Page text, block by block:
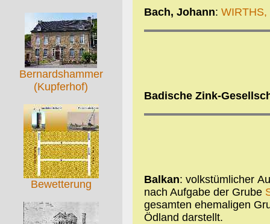
Bernardshammer
(Kupferhof)
Bewetterung
Bach, Johann:
Badische Zink-
Balkan: volkstümlicher
nach Aufgabe der Grube
gesamten ehemaligen
Ödland darstellt.